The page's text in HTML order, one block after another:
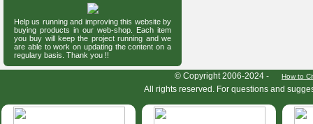
Help us running and improving this website by
buying products in our web-shop. Each item
you buy will keep the project running and we
are able to work on updating the content on a
regulary basis. Thank you !!
© Copyright 2006-2024 - How to
All rights reserved. For questions and
HymIS projectlist